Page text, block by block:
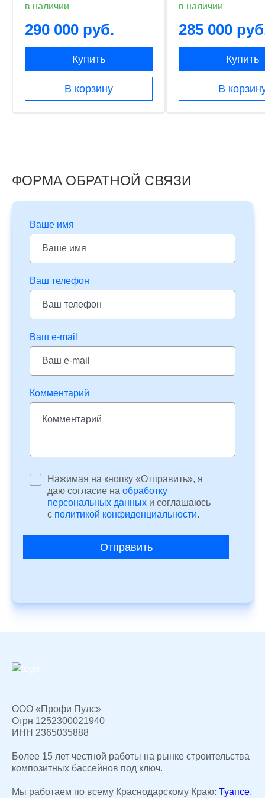
в наличии
290 000 руб.
Купить
В корзину
в наличии
285 000
Купить
В
ФОРМА ОБРАТНОЙ СВЯЗИ
Ваше имя
Ваш телефон
Ваш e-mail
Комментарий
Нажимая на кнопку «Отправить», я
даю согласие на обработку
персональных данных и соглашаюсь
c политикой конфиденциальности.
Отправить
ООО «Профи Пулс»
Огрн 1252300021940
ИНН 2365035888
Более 15 лет честной работы на рынке строительства
композитных бассейнов под ключ.
Мы работаем по всему Краснодарскому Краю: Туапсе,